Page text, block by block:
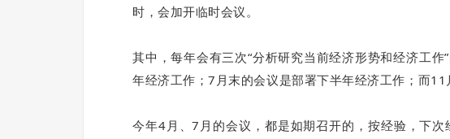
时，会加开临时会议。
其中，每年会有三次“分析研究当前经济形势和经济工
年经济工作；7月末的会议是部署下半年经济工作；而
今年4月、7月的会议，都是如期召开的，按经验，下